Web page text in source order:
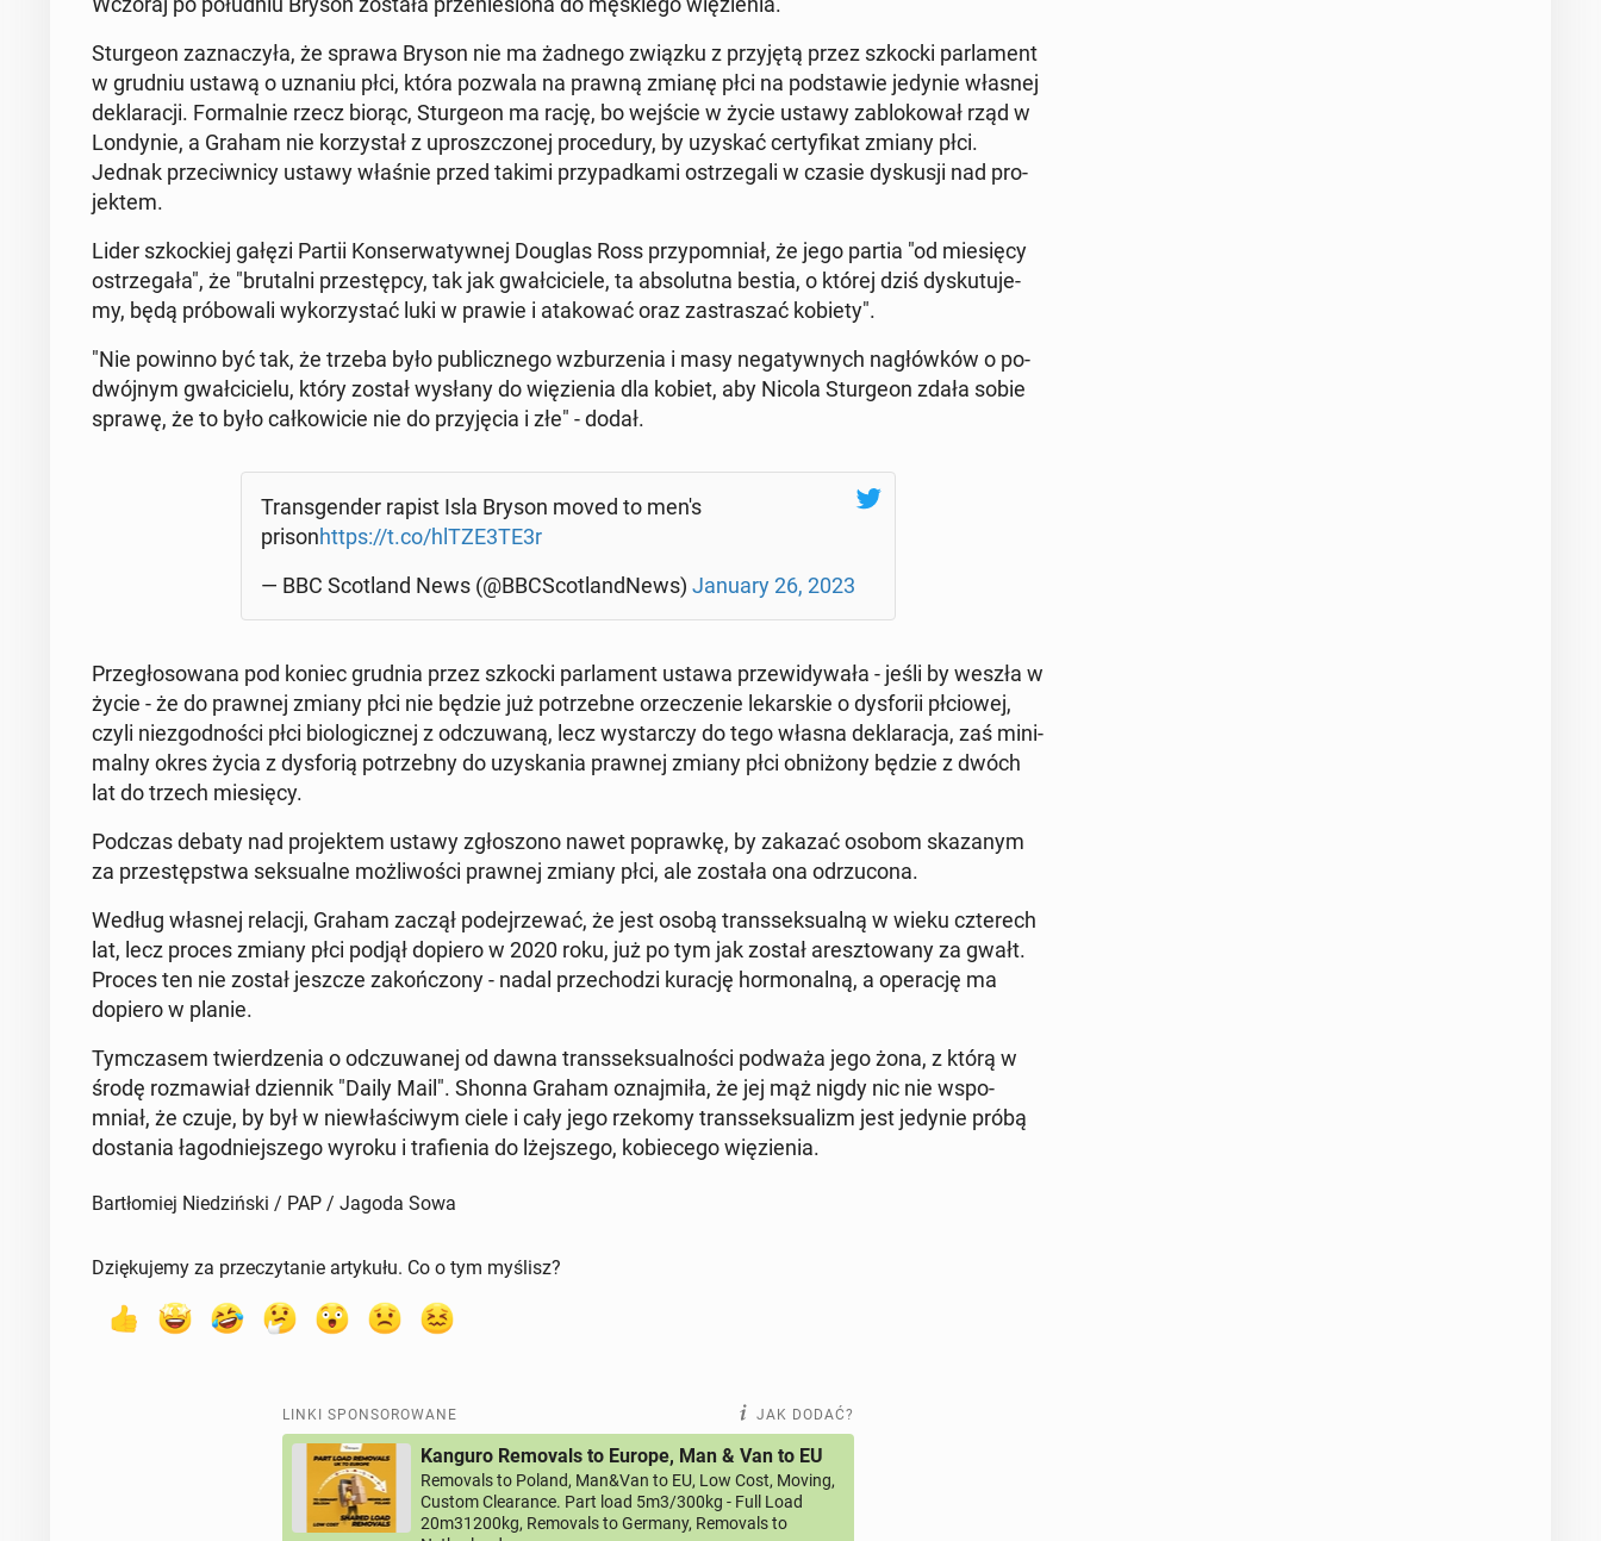
Stur­ge­on za­zna­czy­ła, że sprawa Bryson nie ma żadnego związku z przy­ję­tą przez szkocki par­la­ment
w grudniu ustawą o uznaniu płci, która pozwala na prawną zmianę płci na pod­sta­wie jedynie własnej
de­kla­ra­cji. For­mal­nie rzecz biorąc, Stur­ge­on ma rację, bo wejście w życie ustawy za­blo­ko­wał rząd w
Lon­dy­nie, a Graham nie ko­rzy­stał z uprosz­czo­nej pro­ce­du­ry, by uzyskać cer­ty­fi­kat zmiany płci.
Jednak prze­ciw­ni­cy ustawy właśnie przed takimi przy­pad­ka­mi ostrze­ga­li w czasie dys­ku­sji nad pro­
jek­tem.
Lider szkoc­kiej gałęzi Partii Kon­ser­wa­tyw­nej Douglas Ross przy­po­mniał, że jego partia "od mie­się­cy
ostrze­ga­ła", że "bru­tal­ni prze­stęp­cy, tak jak gwał­ci­cie­le, ta ab­so­lut­na bestia, o której dziś dys­ku­tu­je­
my, będą pró­bo­wa­li wy­ko­rzy­stać luki w prawie i ata­ko­wać oraz za­stra­szać kobiety".
"Nie powinno być tak, że trzeba było pu­blicz­ne­go wzbu­rze­nia i masy ne­ga­tyw­nych na­głów­ków o po­
dwój­nym gwał­ci­cie­lu, który został wysłany do wię­zie­nia dla kobiet, aby Nicola Stur­ge­on zdała sobie
sprawę, że to było cał­ko­wi­cie nie do przy­ję­cia i złe" - dodał.
Trans­gen­der rapist Isla Bryson moved to men's
prisonhttps://t.co/hlTZE3TE3r
— BBC Sco­tland News (@BBC­Sco­tland­News) January 26, 2023
Prze­gło­so­wa­na pod koniec grudnia przez szkocki par­la­ment ustawa prze­wi­dy­wa­ła - jeśli by weszła w
życie - że do prawnej zmiany płci nie będzie już po­trzeb­ne orze­cze­nie le­kar­skie o dys­fo­rii płcio­wej,
czyli nie­zgod­no­ści płci bio­lo­gicz­nej z od­czu­wa­ną, lecz wy­star­czy do tego własna de­kla­ra­cja, zaś mi­ni­
mal­ny okres życia z dys­fo­rią po­trzeb­ny do uzy­ska­nia prawnej zmiany płci ob­ni­żo­ny będzie z dwóch
lat do trzech mie­się­cy.
Podczas debaty nad pro­jek­tem ustawy zgło­szo­no nawet po­praw­kę, by zakazać osobom ska­za­nym
za prze­stęp­stwa sek­su­al­ne moż­li­wo­ści prawnej zmiany płci, ale została ona od­rzu­co­na.
Według własnej relacji, Graham zaczął po­dej­rze­wać, że jest osobą trans­sek­su­al­ną w wieku czte­rech
lat, lecz proces zmiany płci podjął dopiero w 2020 roku, już po tym jak został aresz­to­wa­ny za gwałt.
Proces ten nie został jeszcze za­koń­czo­ny - nadal prze­cho­dzi kurację hor­mo­nal­ną, a ope­ra­cję ma
dopiero w planie.
Tym­cza­sem twier­dze­nia o od­czu­wa­nej od dawna trans­sek­su­al­no­ści podważa jego żona, z którą w
środę roz­ma­wiał dzien­nik "Daily Mail". Shonna Graham oznaj­mi­ła, że jej mąż nigdy nic nie wspo­
mniał, że czuje, by był w nie­wła­ści­wym ciele i cały jego rzekomy trans­sek­su­alizm jest jedynie próbą
do­sta­nia ła­god­niej­sze­go wyroku i tra­fie­nia do lżej­sze­go, ko­bie­ce­go wię­zie­nia.
Bartłomiej Niedziński / PAP / Jagoda Sowa
Dziękujemy za przeczytanie artykułu. Co o tym myślisz?
LINKI SPONSOROWANE JAK DODAĆ?
Kanguro Removals to Europe, Man & Van to EU
Removals to Poland, Man&Van to EU, Low Cost, Moving,
Custom Clearance. Part load 5m3/300kg - Full Load
20m31200kg, Removals to Germany, Removals to